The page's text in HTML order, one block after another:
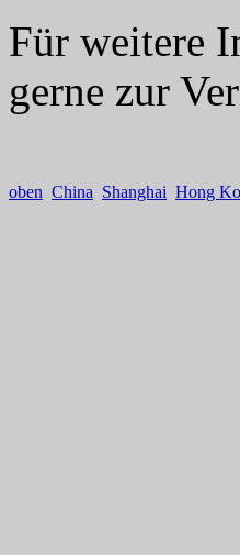
Für weitere
gerne zur
oben China Shanghai Hong